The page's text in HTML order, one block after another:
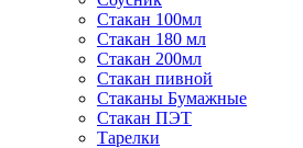
Стакан 100мл
Стакан 180 мл
Стакан 200мл
Стакан пивной
Стаканы Бумажные
Стакан ПЭТ
Тарелки